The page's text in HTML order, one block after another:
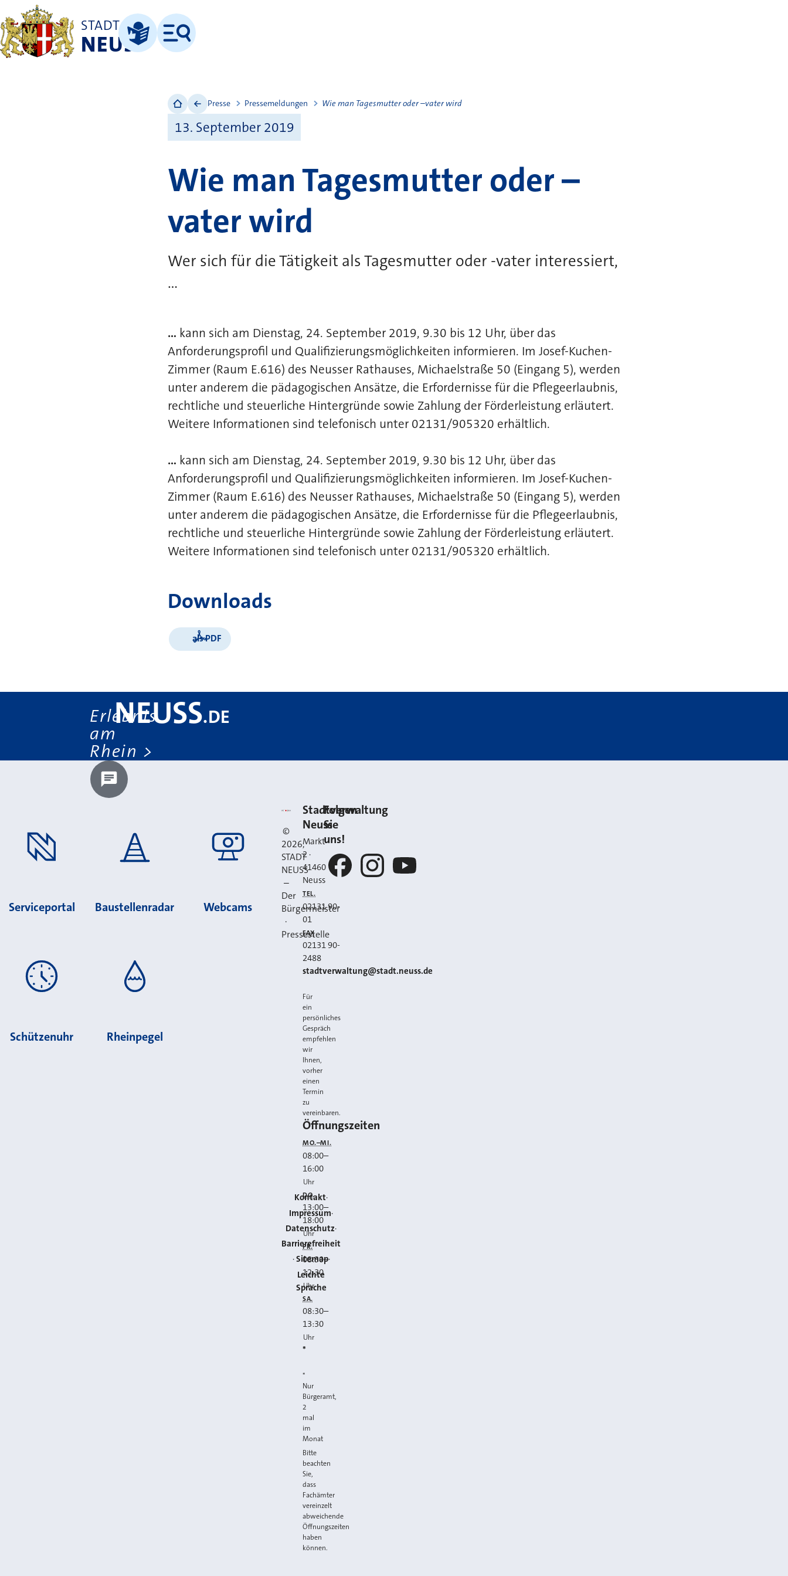
STADT
NEUSSLeichte Sprache
Menü
Presse Pressemeldungen Wie man Tagesmutter oder –vater wird
13. September 2019
Wie man Tagesmutter oder –
vater wird
Wer sich für die Tätigkeit als Tagesmutter oder -vater interessiert,
...
... kann sich am Dienstag, 24. September 2019, 9.30 bis 12 Uhr, über das
Anforderungsprofil und Qualifizierungsmöglichkeiten informieren. Im Josef-Kuchen-
Zimmer (Raum E.616) des Neusser Rathauses, Michaelstraße 50 (Eingang 5), werden
unter anderem die pädagogischen Ansätze, die Erfordernisse für die Pflegeerlaubnis,
rechtliche und steuerliche Hintergründe sowie Zahlung der Förderleistung erläutert.
Weitere Informationen sind telefonisch unter 02131/905320 erhältlich.
... kann sich am Dienstag, 24. September 2019, 9.30 bis 12 Uhr, über das
Anforderungsprofil und Qualifizierungsmöglichkeiten informieren. Im Josef-Kuchen-
Zimmer (Raum E.616) des Neusser Rathauses, Michaelstraße 50 (Eingang 5), werden
unter anderem die pädagogischen Ansätze, die Erfordernisse für die Pflegeerlaubnis,
rechtliche und steuerliche Hintergründe sowie Zahlung der Förderleistung erläutert.
Weitere Informationen sind telefonisch unter 02131/905320 erhältlich.
Downloads
als PDF
Erlebnis
am
Rhein
NEUSS.DE
Chatbot laden?
Serviceportal Baustellenradar Webcams
Schützenuhr Rheinpegel
Stadt Neuss
©
2026,
STADT
NEUSS
–
Der
Bürgermeister
·
Pressestelle
Kontakt
Impressum
Datenschutz
Barrierefreiheit
Sitemap
Leichte
Sprache
Kontakt
Stadtverwaltung
Neuss
Markt
2 ·
41460
Neuss
TEL.
02131 90-
01
FAX
02131 90-
2488
E-MAIL
stadtverwaltung@stadt.neuss.de
Für
ein
persönliches
Gespräch
empfehlen
wir
Ihnen,
vorher
einen
Termin
zu
vereinbaren.
Öffnungszeiten
MO.–MI.
08:00–
16:00
Uhr
DO.
13:00–
18:00
Uhr
FR.
08:30–
12:30
Uhr
SA.
08:30–
13:30
Uhr
*
*
Nur
Bürgeramt,
2
mal
im
Monat
Bitte
beachten
Sie,
dass
Fachämter
vereinzelt
abweichende
Öffnungszeiten
haben
können.
Folgen
Sie
uns!